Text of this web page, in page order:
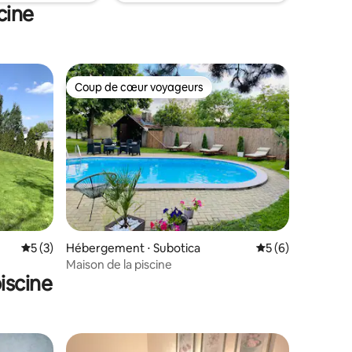
: 4,82 sur 5
Évaluation moyenne sur la base de 3 commentaires : 5 sur 5
5 (3)
Coup de cœur voyageurs
Coup de cœur voyageurs
Hébergement ⋅ Subotica Évaluation
5 (6)
Maison de la piscine